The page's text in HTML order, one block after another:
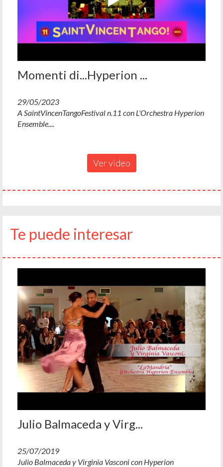
Momenti di...Hyperion ...
29/05/2023
A SaintVincenTangoFestival n.11 con L'Orchestra Hyperion
Ensemble....
Ver video
Te puede interesar
Julio Balmaceda y Virg...
25/07/2019
Julio Balmaceda y Virginia Vasconi con Hyperion